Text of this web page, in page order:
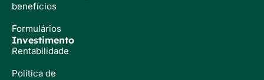
benefícios
Formulários
Investimento
Rentabilidade
Política de